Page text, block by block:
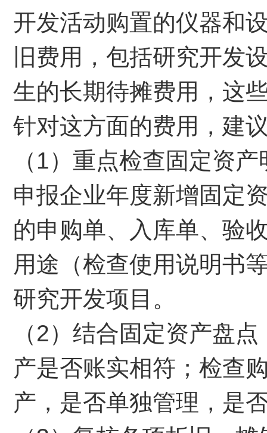
开发活动购置的仪器和
旧费用，包括研究开发
生的长期待摊费用，这
针对这方面的费用，建
（1）重点检查固定资
申报企业年度新增固定
的申购单、入库单、验
用途（检查使用说明书
研究开发项目。
（2）结合固定资产盘
产是否账实相符；检查
产，是否单独管理，是